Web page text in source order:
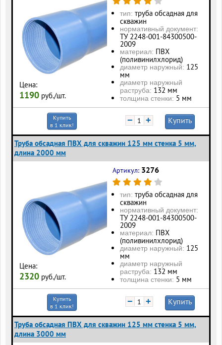
Цена:
1190 руб./шт.
тип: труба обсадная для
скважин
нормативный документ:
ТУ 2248-001-84300500-
2009
материал: ПВХ
(поливинилхлорид)
диаметр наружный: 125
мм
диаметр наружный
раструба: 132 мм
толщина стенки: 5 мм
Купить
в 1 клик!
− + Купить
Труба обсадная ПВХ для скважин 125 мм стенка 5 мм,
длина 2000 мм
Цена:
2320 руб./шт.
Артикул: 3276
тип: труба обсадная для
скважин
нормативный документ:
ТУ 2248-001-84300500-
2009
материал: ПВХ
(поливинилхлорид)
диаметр наружный: 125
мм
диаметр наружный
раструба: 132 мм
толщина стенки: 5 мм
Купить
в 1 клик!
− + Купить
Труба обсадная ПВХ для скважин 125 мм стенка 5 мм,
длина 3000 мм